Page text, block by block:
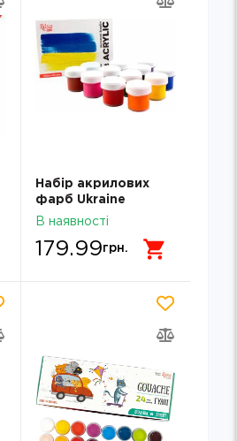
Набір акрилових
фарб Ukraine
12x10мл ROSA START
В наявності
179.99 грн.